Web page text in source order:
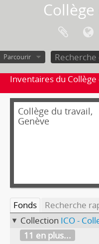
Parcourir
Inventaires du Collège
Collège du travail,
Genève
Fonds
Recherche
Collection ICO -
11 en plus...